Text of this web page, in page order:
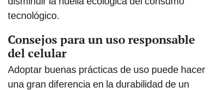
tecnológico.
Consejos para un uso responsable
del celular
Adoptar buenas prácticas de uso puede hacer
una gran diferencia en la durabilidad de un